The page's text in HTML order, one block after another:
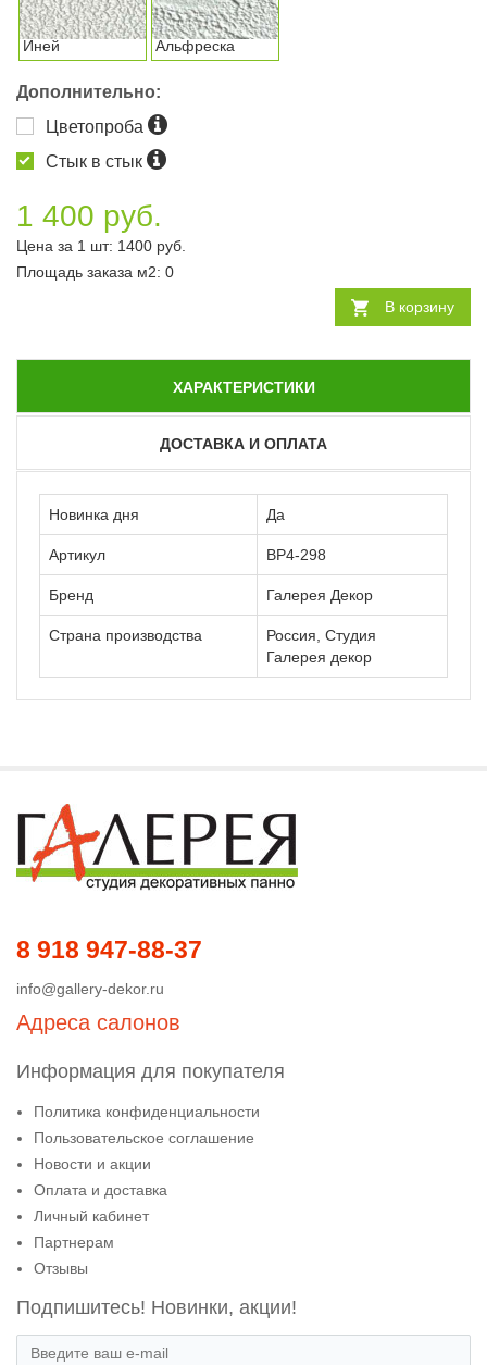
Иней Альфреска
Дополнительно:
Цветопроба
Стык в стык
1 400 руб.
Цена за 1 шт: 1400 руб.
Площадь заказа м2: 0
В корзину
ХАРАКТЕРИСТИКИ
ДОСТАВКА И ОПЛАТА
Новинка дня Да
Артикул ВР4-298
Бренд Галерея Декор
Страна производства
Россия, Студия
Галерея декор
8 918 947-88-37
info@gallery-dekor.ru
Адреса салонов
Информация для покупателя
Политика конфиденциальности
Пользовательское соглашение
Новости и акции
Оплата и доставка
Личный кабинет
Партнерам
Отзывы
Подпишитесь! Новинки, акции!